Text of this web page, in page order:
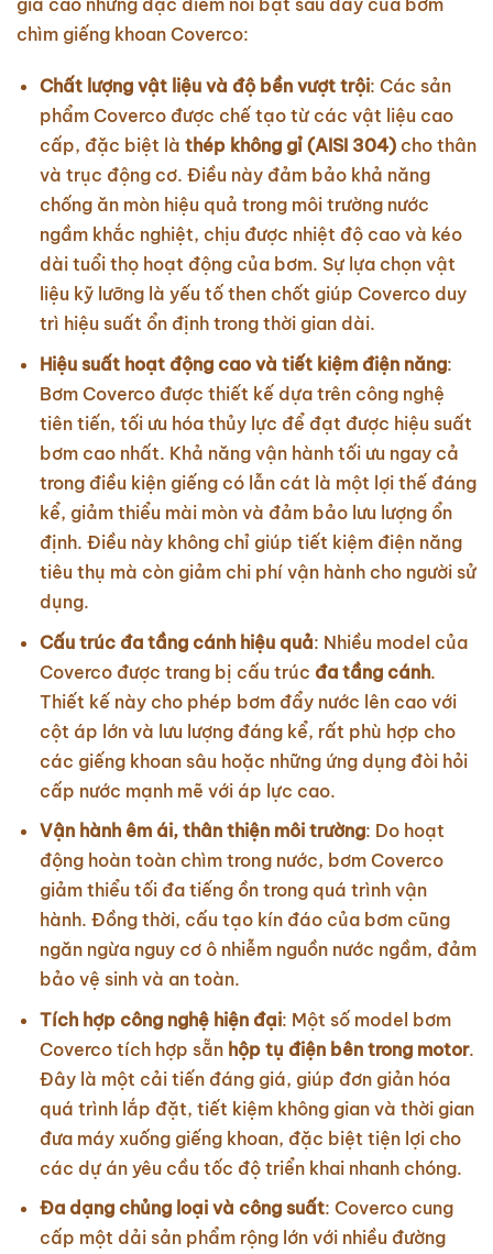
chìm giếng khoan Coverco:
Chất lượng vật liệu và độ bền vượt trội: Các sản
phẩm Coverco được chế tạo từ các vật liệu cao
cấp, đặc biệt là thép không gỉ (AISI 304)cho thân
và trục động cơ. Điều này đảm bảo khả năng
chống ăn mòn hiệu quả trong môi trường nước
ngầm khắc nghiệt, chịu được nhiệt độ cao và kéo
dài tuổi thọ hoạt động của bơm. Sự lựa chọn vật
liệu kỹ lưỡng là yếu tố then chốt giúp Coverco duy
trì hiệu suất ổn định trong thời gian dài.
Hiệu suất hoạt động cao và tiết kiệm điện năng:
Bơm Coverco được thiết kế dựa trên công nghệ
tiên tiến, tối ưu hóa thủy lực để đạt được hiệu suất
bơm cao nhất. Khả năng vận hành tối ưu ngay cả
trong điều kiện giếng có lẫn cát là một lợi thế đáng
kể, giảm thiểu mài mòn và đảm bảo lưu lượng ổn
định. Điều này không chỉ giúp tiết kiệm điện năng
tiêu thụ mà còn giảm chi phí vận hành cho người sử
dụng.
Cấu trúc đa tầng cánh hiệu quả: Nhiều model của
Coverco được trang bị cấu trúc đa tầng cánh.
Thiết kế này cho phép bơm đẩy nước lên cao với
cột áp lớn và lưu lượng đáng kể, rất phù hợp cho
các giếng khoan sâu hoặc những ứng dụng đòi hỏi
cấp nước mạnh mẽ với áp lực cao.
Vận hành êm ái, thân thiện môi trường: Do hoạt
động hoàn toàn chìm trong nước, bơm Coverco
giảm thiểu tối đa tiếng ồn trong quá trình vận
hành. Đồng thời, cấu tạo kín đáo của bơm cũng
ngăn ngừa nguy cơ ô nhiễm nguồn nước ngầm, đảm
bảo vệ sinh và an toàn.
Tích hợp công nghệ hiện đại: Một số model bơm
Coverco tích hợp sẵn hộp tụ điện bên trong motor.
Đây là một cải tiến đáng giá, giúp đơn giản hóa
quá trình lắp đặt, tiết kiệm không gian và thời gian
đưa máy xuống giếng khoan, đặc biệt tiện lợi cho
các dự án yêu cầu tốc độ triển khai nhanh chóng.
Đa dạng chủng loại và công suất: Coverco cung
cấp một dải sản phẩm rộng lớn với nhiều đường